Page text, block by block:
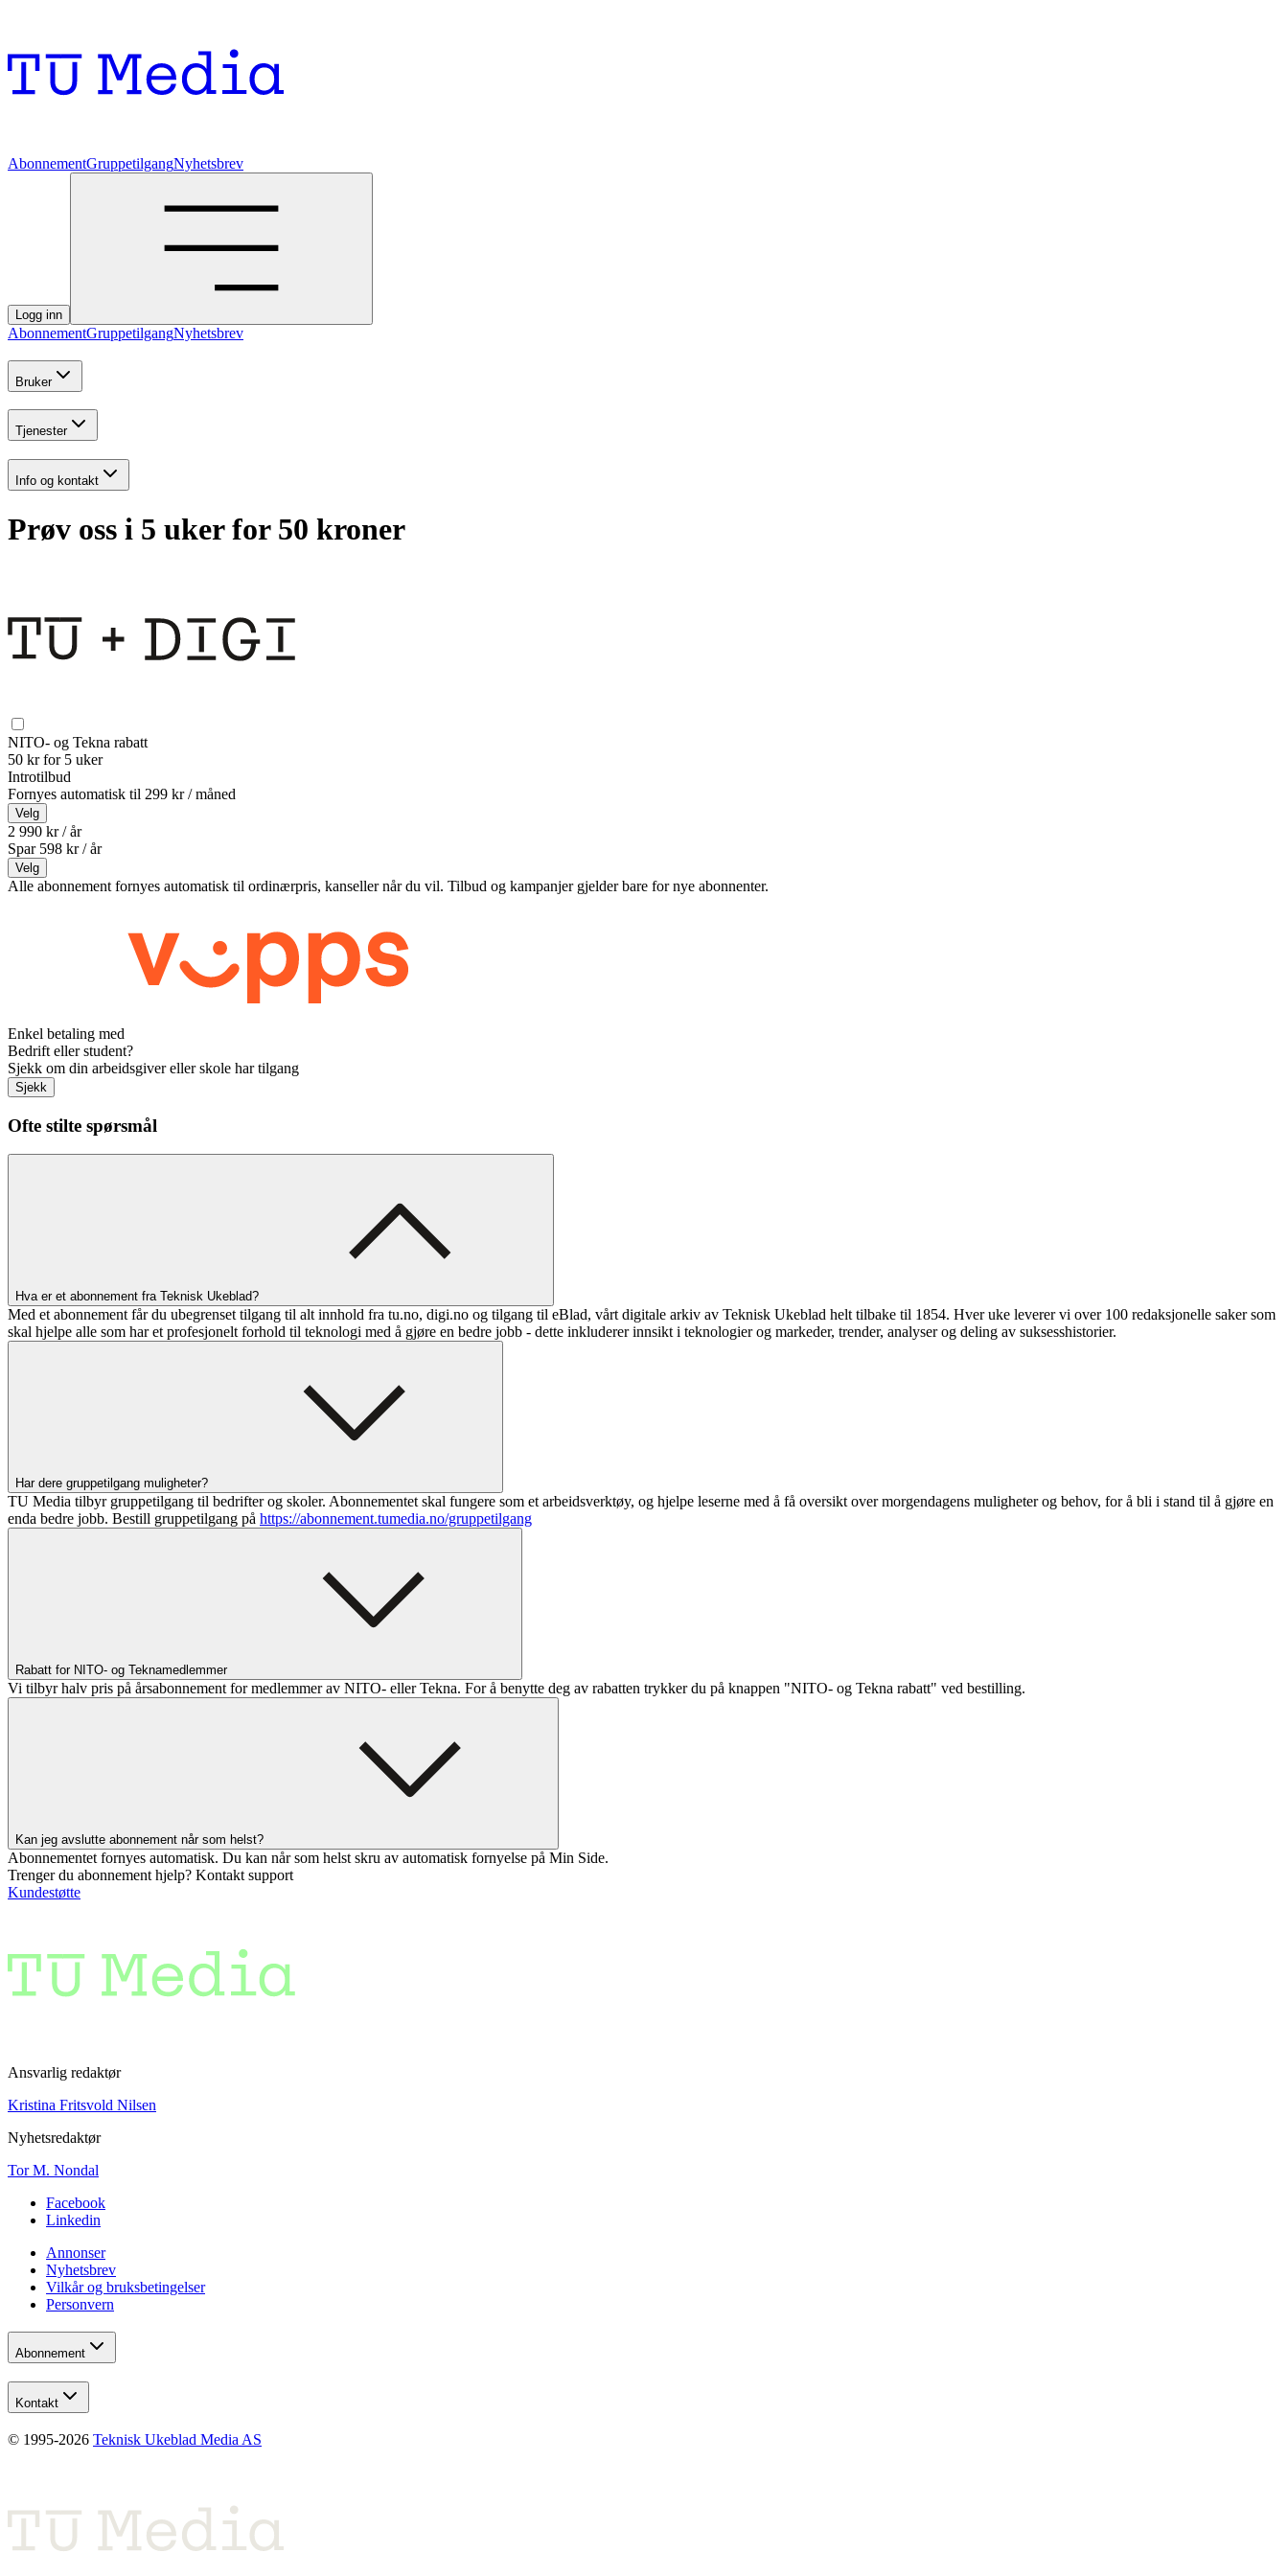
AbonnementGruppetilgangNyhetsbrev
Logg inn
AbonnementGruppetilgangNyhetsbrev
Bruker
Tjenester
Info og kontakt
Prøv oss i 5 uker for 50 kroner
NITO- og Tekna rabatt
50 kr for 5 uker
Introtilbud
Fornyes automatisk til 299 kr / måned
Velg
2 990 kr / år
Spar 598 kr /år
Velg
Alle abonnement fornyes automatisk til ordinærpris, kanseller når du vil. Tilbud og kampanjer gjelder bare for nye abonnenter.
Enkel betaling med
Bedrift eller student?
Sjekk om din arbeidsgiver eller skole har tilgang
Sjekk
Ofte stilte spørsmål
Hva er et abonnement fra Teknisk Ukeblad?
Med et abonnement får du ubegrenset tilgang til alt innhold fra tu.no, digi.no og tilgang til eBlad, vårt digitale arkiv av Teknisk Ukeblad helt tilbake til 1854. Hver uke leverer vi over 100 redaksjonelle saker som
skal hjelpe alle som har et profesjonelt forhold til teknologi med å gjøre en bedre jobb - dette inkluderer innsikt i teknologier og markeder, trender, analyser og deling av suksesshistorier.
Har dere gruppetilgang muligheter?
TU Media tilbyr gruppetilgang til bedrifter og skoler. Abonnementet skal fungere som et arbeidsverktøy, og hjelpe leserne med å få oversikt over morgendagens muligheter og behov, for å bli i stand til å gjøre en
enda bedre jobb. Bestill gruppetilgang på https://abonnement.tumedia.no/gruppetilgang
Rabatt for NITO- og Teknamedlemmer
Vi tilbyr halv pris på årsabonnement for medlemmer av NITO- eller Tekna. For å benytte deg av rabatten trykker du på knappen "NITO- og Tekna rabatt" ved bestilling.
Kan jeg avslutte abonnement når som helst?
Abonnementet fornyes automatisk. Du kan når som helst skru av automatisk fornyelse på Min Side.
Trenger du abonnement hjelp? Kontakt support
Kundestøtte
Ansvarlig redaktør
Kristina Fritsvold Nilsen
Nyhetsredaktør
Tor M. Nondal
Facebook
Linkedin
Annonser
Nyhetsbrev
Vilkår og bruksbetingelser
Personvern
Abonnement
Kontakt
© 1995-2026 Teknisk Ukeblad Media AS